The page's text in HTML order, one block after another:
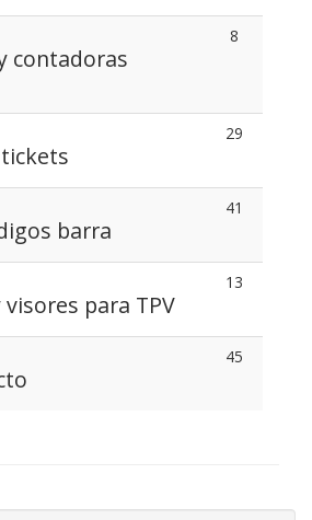
contadoras
8
29
barra
41
para TPV
13
45